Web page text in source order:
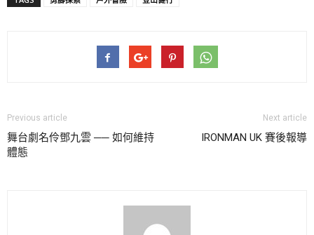
Previous article
舞台劇名伶鄧九雲 ── 如何維持
體態
Next article
IRONMAN UK 賽後報導